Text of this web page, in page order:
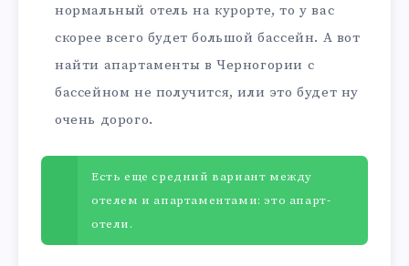
нормальный отель на курорте, то у вас
скорее всего будет большой бассейн. А вот
найти апартаменты в Черногории с
бассейном не получится, или это будет ну
очень дорого.
Есть еще средний вариант между
отелем и апартаментами: это апарт-
отели.